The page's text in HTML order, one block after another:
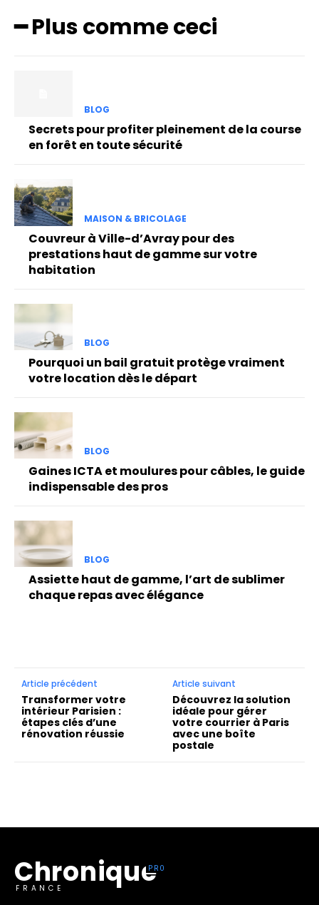
━ Plus comme ceci
BLOG
Secrets pour profiter pleinement de la course
en forêt en toute sécurité
MAISON & BRICOLAGE
Couvreur à Ville-d’Avray pour des
prestations haut de gamme sur votre
habitation
BLOG
Pourquoi un bail gratuit protège vraiment
votre location dès le départ
BLOG
Gaines ICTA et moulures pour câbles, le guide
indispensable des pros
BLOG
Assiette haut de gamme, l’art de sublimer
chaque repas avec élégance
Article précédent
Transformer votre
intérieur Parisien :
étapes clés d’une
rénovation réussie
Article suivant
Découvrez la solution
idéale pour gérer
votre courrier à Paris
avec une boîte
postale
Chronique
FRANCE